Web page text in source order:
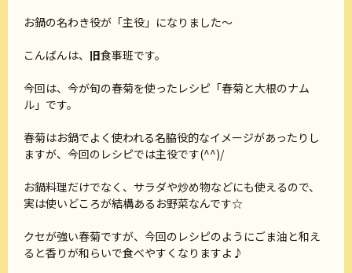
お鍋の名わき役が「主役」になりました～
こんばんは、 旧食事班です。
今回は、今が旬の春菊を使ったレシピ「春菊と大根のナム
ル」です。
春菊はお鍋でよく使われる名脇役的なイメージがあったりし
ますが、今回のレシピでは主役です(^^)/
お鍋料理だけでなく、サラダや炒め物などにも使えるので、
実は使いどころが結構あるお野菜なんです☆
クセが強い春菊ですが、今回のレシピのようにごま油と和え
ると香りが和らいで食べやすくなりますよ♪